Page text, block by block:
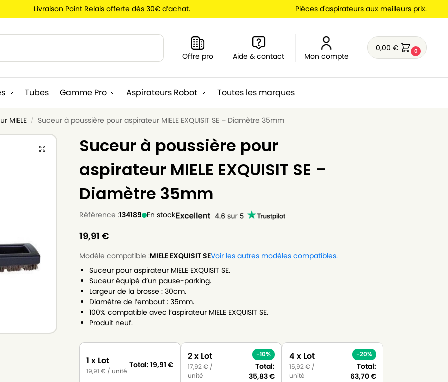
Livraison Point Relais offerte dès 30€ d’achat. Pièces d'aspirateurs aux meilleurs prix.
Offre pro Aide & contact Mon compte
0,00€ 0
Tubes Gamme Pro Aspirateurs Robot Toutes les marques
MIELE / Suceur à poussière pour aspirateur MIELE EXQUISIT SE – Diamètre 35mm
Suceur à poussière pour
aspirateur MIELE EXQUISIT SE –
Diamètre 35mm
Référence :134189 En stock
19,91 €
Modèle compatible :MIELE EXQUISIT SEVoir les autres modèles compatibles.
Suceur pour aspirateur MIELE EXQUISIT SE.
Suceur équipé d’un pause-parking.
Largeur de la brosse : 30cm.
Diamètre de l’embout : 35mm.
100% compatible avec l’aspirateur MIELE EXQUISIT SE.
Produit neuf.
1 x Lot
19,91€ / unité
Total: 19,91 €
2 x Lot
17,92€ /
unité
-10%
Total:
35,83€
4 x Lot
15,92€ /
unité
-20%
Total:
63,70€